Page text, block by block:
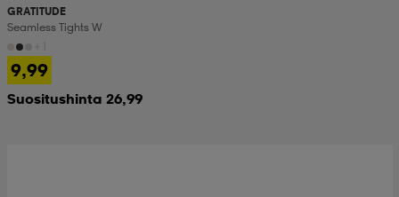
GRATITUDE
Seamless Tights W
9,99
Suositushinta 26,99